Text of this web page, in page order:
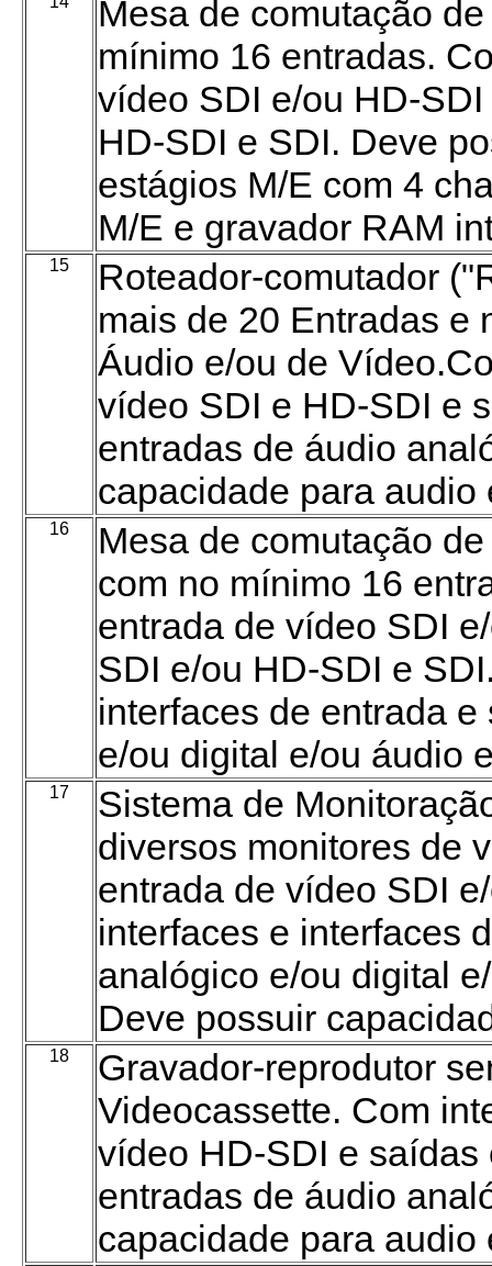
Mesa de comutação
mínimo 16 entradas.
vídeo SDI e/ou HD-
HD-SDI e SDI. Deve
estágios M/E com 4
M/E e gravador RAM
15
Roteador-comutador
mais de 20 Entradas e
Áudio e/ou de
vídeo SDI e HD-SDI e
entradas de áudio
capacidade para audio
16
Mesa de comutação
com no mínimo 16
entrada de vídeo SDI
SDI e/ou HD-SDI e
interfaces de entrada
e/ou digital e/ou áudio
17
Sistema de
diversos monitores de
entrada de vídeo SDI
interfaces e interfaces
analógico e/ou digital
Deve possuir
18
Gravador-reprodutor
Videocassette. Com
vídeo HD-SDI e saídas
entradas de áudio
capacidade para audio